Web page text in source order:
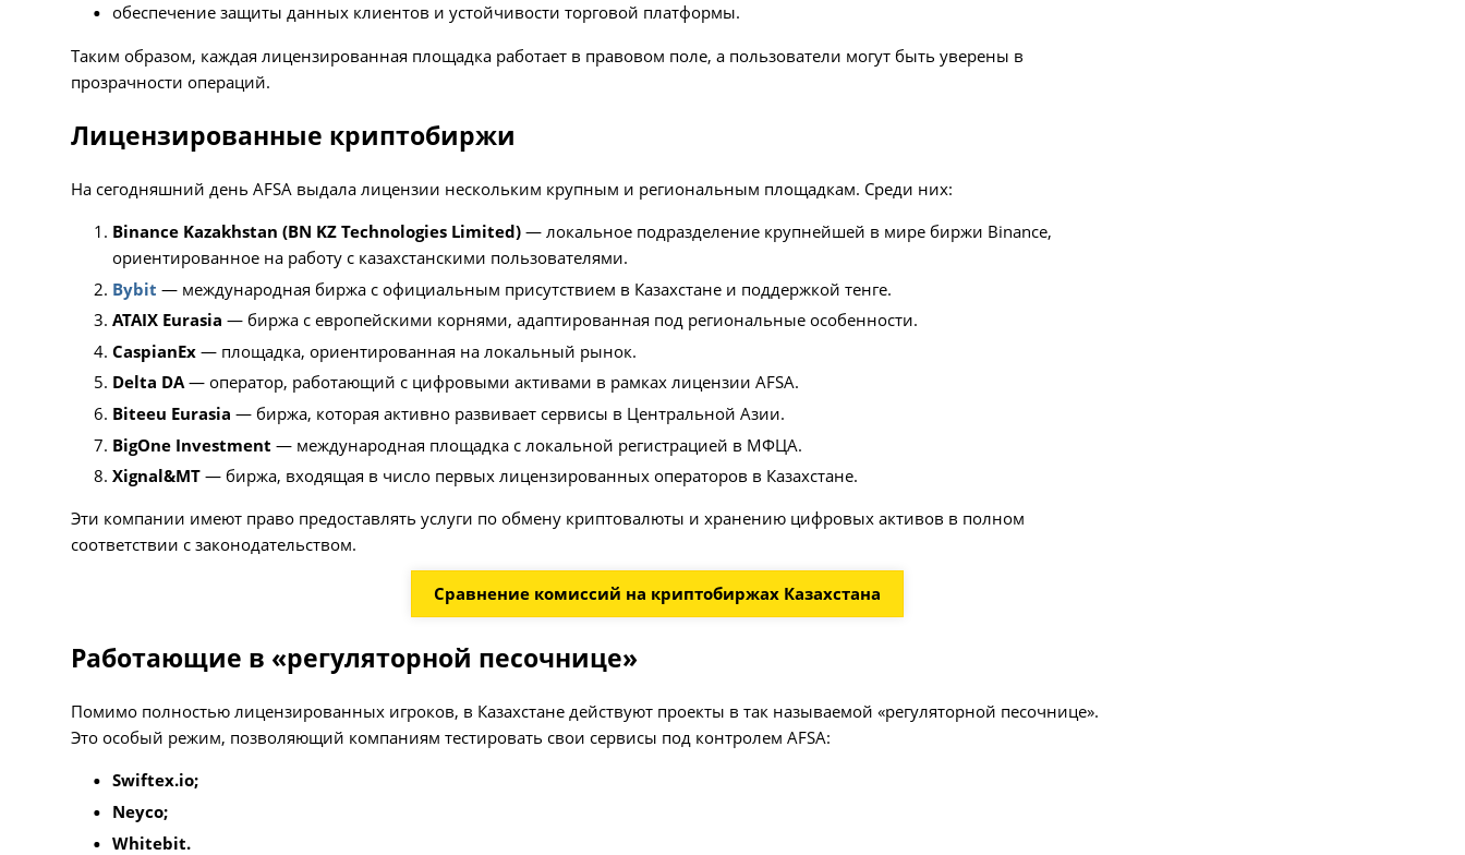
обеспечение защиты данных клиентов и устойчивости торговой платформы.
Таким образом, каждая лицензированная площадка работает в правовом поле, а пользователи могут быть уверены в
прозрачности операций.
Лицензированные криптобиржи
На сегодняшний день AFSA выдала лицензии нескольким крупным и региональным площадкам. Среди них:
Binance Kazakhstan (BN KZ Technologies Limited) — локальное подразделение крупнейшей в мире биржи Binance,
ориентированное на работу с казахстанскими пользователями.
Bybit — международная биржа с официальным присутствием в Казахстане и поддержкой тенге.
ATAIX Eurasia — биржа с европейскими корнями, адаптированная под региональные особенности.
CaspianEx — площадка, ориентированная на локальный рынок.
Delta DA— оператор, работающий с цифровыми активами в рамках лицензии AFSA.
Biteeu Eurasia — биржа, которая активно развивает сервисы в Центральной Азии.
BigOne Investment — международная площадка с локальной регистрацией в МФЦА.
Xignal&MT — биржа, входящая в число первых лицензированных операторов в Казахстане.
Эти компании имеют право предоставлять услуги по обмену криптовалюты и хранению цифровых активов в полном
соответствии с законодательством.
Сравнение комиссий на криптобиржах Казахстана
Работающие в «регуляторной песочнице»
Помимо полностью лицензированных игроков, в Казахстане действуют проекты в так называемой «регуляторной песочнице».
Это особый режим, позволяющий компаниям тестировать свои сервисы под контролем AFSA:
Swiftex.io;
Neyco;
Whitebit.